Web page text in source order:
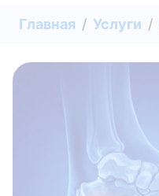
Главная
Услуги